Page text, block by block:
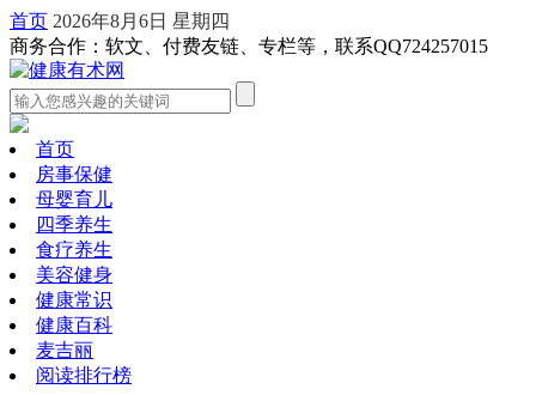
首页 2026年8月6日 星期四
商务合作：软文、付费友链、专栏等，联系QQ724257015
首页
房事保健
母婴育儿
四季养生
食疗养生
美容健身
健康常识
健康百科
麦吉丽
阅读排行榜